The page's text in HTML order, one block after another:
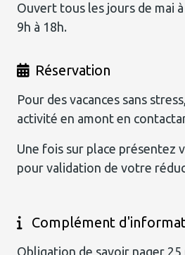
Complément
Obligation de savoir nager
Réservation
Pour des vacances sans
activité en amont en
Une fois sur place présentez
pour validation de votre
Ouvert tous les jours de mai
9h à 18h.